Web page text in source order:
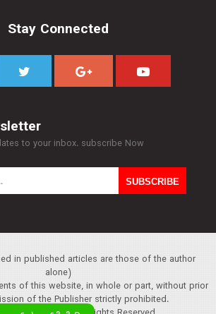
Stay Connected
to your inbox. subscribe Now
in published articles are those of the author
alone)
of this website, in whole or part, without prior
of the Publisher strictly prohibited.